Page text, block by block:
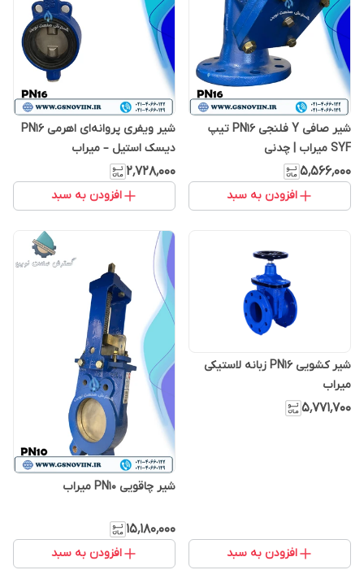
شیر صافی Y فلنجی PN16 تیپ
SYF میراب | چدنی
۵٬۵۶۶٬۰۰۰
افزودن به سبد
شیر ویفری پروانه‌ای اهرمی PN16
دیسک استیل – میراب
۲٬۷۲۸٬۰۰۰
افزودن به سبد
شیر کشویی PN16 زبانه لاستیکی
میراب
۵٬۷۷۱٬۷۰۰
افزودن به سبد
شیر چاقویی PN10 میراب
۱۵٬۱۸۰٬۰۰۰
افزودن به سبد